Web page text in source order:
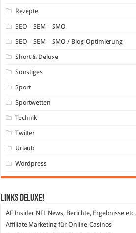
Rezepte
SEO – SEM – SMO
SEO – SEM – SMO / Blog-Optimierung
Short & Deluxe
Sonstiges
Sport
Sportwetten
Technik
Twitter
Urlaub
Wordpress
Links DeLuXe!
AF Insider NFL News, Berichte, Ergebnisse etc.
Affiliate Marketing für Online-Casinos